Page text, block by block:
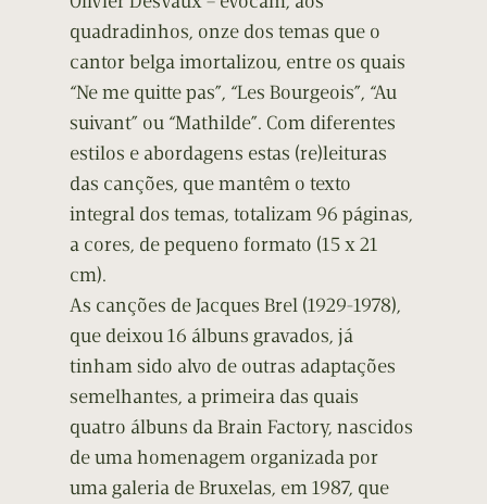
quadradinhos, onze dos temas que o
cantor belga imortalizou, entre os quais
“Ne me quitte pas”, “Les Bourgeois”, “Au
suivant” ou “Mathilde”. Com diferentes
estilos e abordagens estas (re)leituras
das canções, que mantêm o texto
integral dos temas, totalizam 96 páginas,
a cores, de pequeno formato (15 x 21
cm).
As canções de Jacques Brel (1929-1978),
que deixou 16 álbuns gravados, já
tinham sido alvo de outras adaptações
semelhantes, a primeira das quais
quatro álbuns da Brain Factory, nascidos
de uma homenagem organizada por
uma galeria de Bruxelas, em 1987, que